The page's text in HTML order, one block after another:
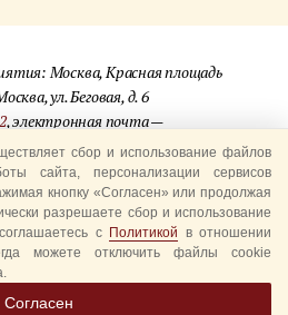
Москва, Красная площадь
ул. Беговая, д. 6
, электронная почта —
фестиваля «Спасская башня»
«Сибирикс»
сбор и использование файлов
сайта, персонализации сервисов
кнопку «Согласен» или продолжая
разрешаете сбор и использование
с Политикой в отношении
можете отключить файлы cookie
Согласен